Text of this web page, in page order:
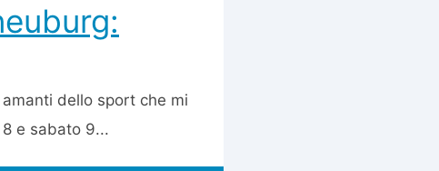
dello sport che mi
e sabato 9...